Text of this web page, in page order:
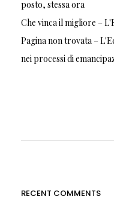
posto, stessa ora
Che vinca il migliore –
Pagina non trovata –
nei processi di
RECENT COMMENTS